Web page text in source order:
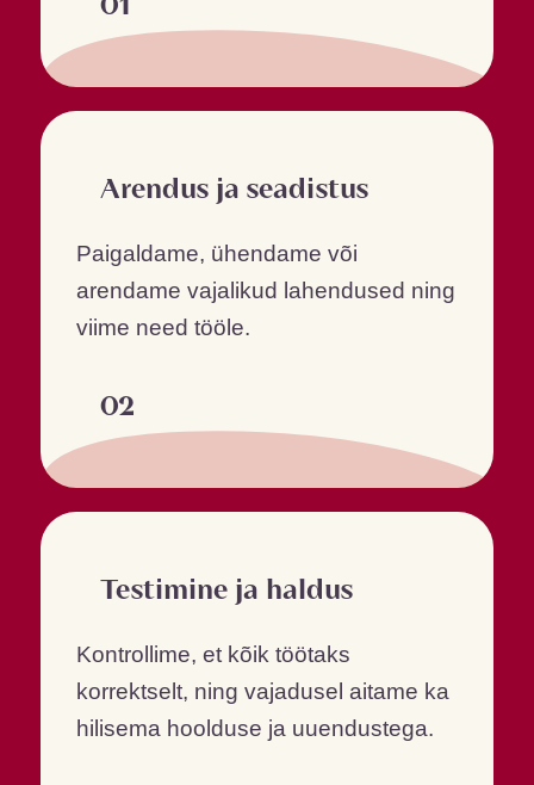
01
Arendus ja seadistus
Paigaldame, ühendame või
arendame vajalikud lahendused ning
viime need tööle.
02
Testimine ja haldus
Kontrollime, et kõik töötaks
korrektselt, ning vajadusel aitame ka
hilisema hoolduse ja uuendustega.